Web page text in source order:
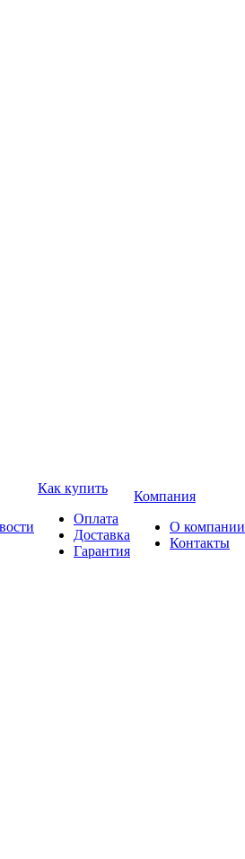
Как купить
Оплата
Доставка
Гарантия
Компания
О компании
Контакты